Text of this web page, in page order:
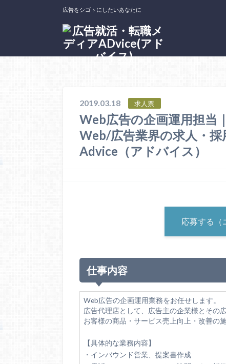
広告をシゴトにしたいあなたに
2019.03.18 求人票
Web広告の企画運用担当
Web/広告業界の求人・
Advice（アドバイス）
応募する（
仕事内容
Web広告の企画運用業務をお任せします。
広告代理店として、広告主の企業様とその
お客様の商品・サービス売上向上・改善の
【具体的な業務内容】
・インバウンド営業、提案書作成